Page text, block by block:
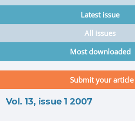
Latest issue
All issues
Most downloaded
Submit your article
Vol. 13, issue 1 2007